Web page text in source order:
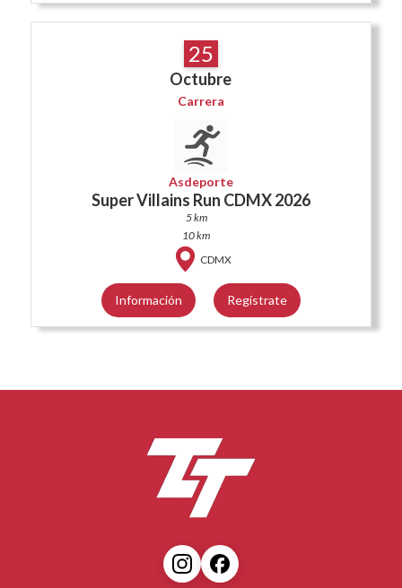
25
Octubre
Carrera
Asdeporte
Super Villains Run CDMX 2026
5 km
10 km
CDMX
Información Regístrate